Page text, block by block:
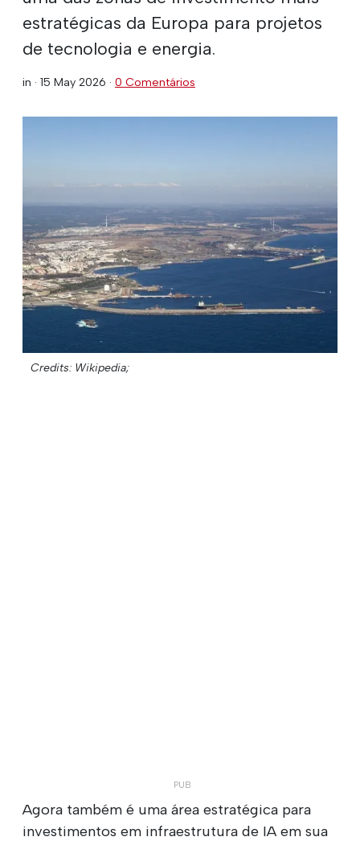
estratégicas da Europa para projetos
de tecnologia e energia.
in · 15 May 2026 · 0 Comentários
Credits: Wikipedia;
Agora também é uma área estratégica para
investimentos em infraestrutura de IA em sua